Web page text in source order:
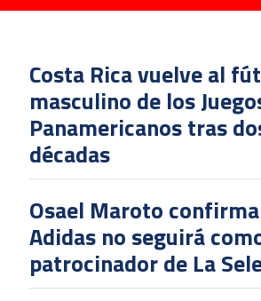
Costa Rica vuelve al
masculino de los
Panamericanos tras
décadas
Osael Maroto
Adidas no seguirá
patrocinador de La